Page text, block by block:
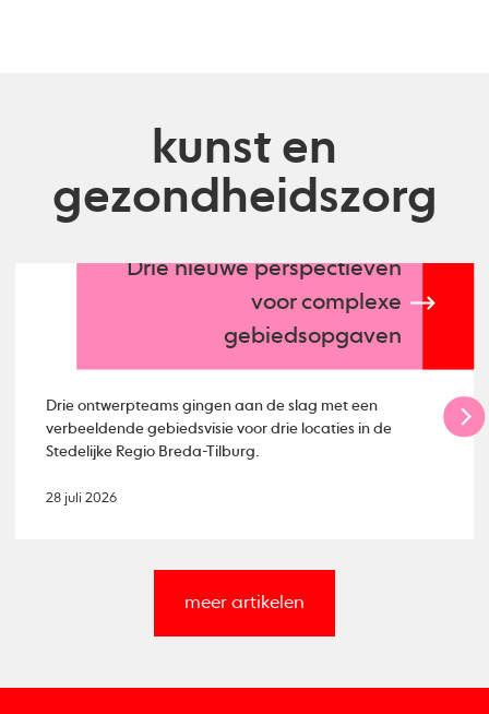
kunst en
gezondheidszorg
Drie nieuwe perspectieven
voor complexe
gebiedsopgaven
Drie ontwerpteams gingen aan de slag met een
verbeeldende gebiedsvisie voor drie locaties in de
Stedelijke Regio Breda-Tilburg.
28 juli 2026
meer artikelen